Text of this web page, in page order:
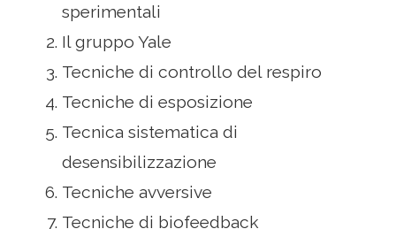
sperimentali
Il gruppo Yale
Tecniche di controllo del respiro
Tecniche di esposizione
Tecnica sistematica di
desensibilizzazione
Tecniche avversive
Tecniche di biofeedback